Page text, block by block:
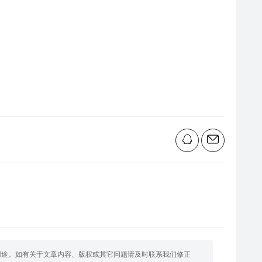
。如有关于文章内容、版权或其它问题请及时联系我们修正